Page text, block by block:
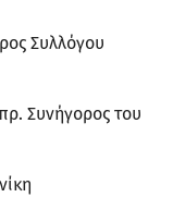
Συλλόγου
Συνήγορος του